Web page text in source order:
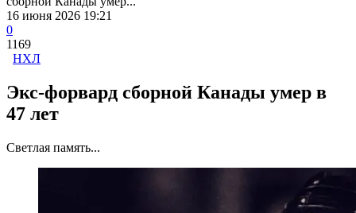
16 июня 2026 19:21
0
1169
НХЛ
Экс-форвард сборной Канады умер в
47 лет
Светлая память...